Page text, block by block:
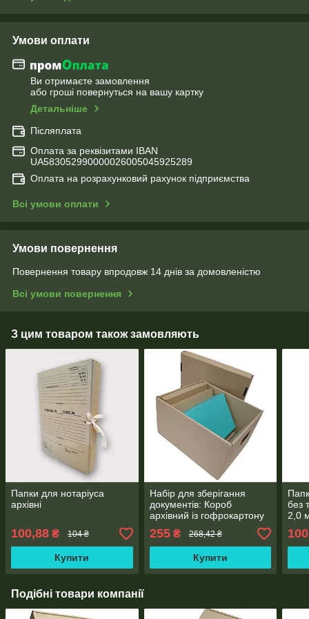
Умови оплати
Ви отримаєте замовлення
або гроші повернуться на вашу картку
Детальніше
Післяплата
Оплата за реквізитами IBAN
UA583052990000026005045925289
Оплата на розрахунковий рахунок підприємства
Всі умови оплати
Умови повернення
Повернення товару впродовж 14 днів за домовленістю
Всі умови повернення
З цим товаром також замовляють
Папки для нотаріуса
архівні
100,88 ₴ 104 ₴
Купити
Набір для зберігання
документів: Короб
архівний із гофрокартону
410*330*235 мм + 5
Архівних Папок
323*228*80 мм
255₴ 268,42 ₴
Купити
без
2,0
мм
Подібні товари компанії